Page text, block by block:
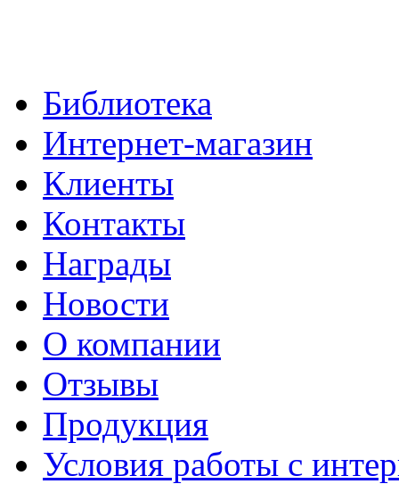
Библиотека
Интернет-магазин
Клиенты
Контакты
Награды
Новости
О компании
Отзывы
Продукция
Условия работы с